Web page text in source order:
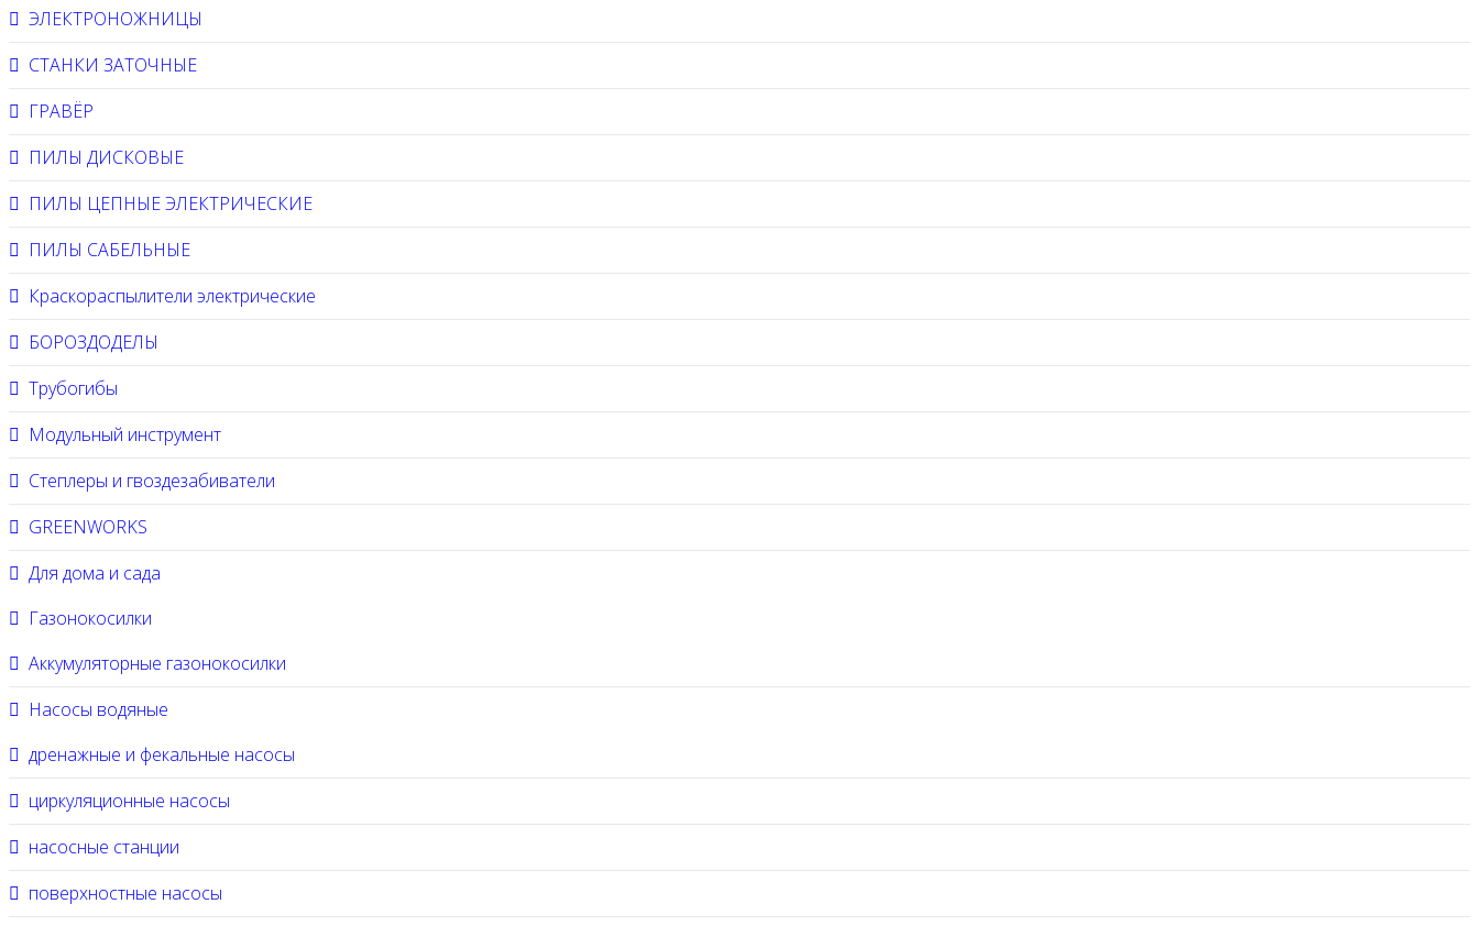
ЭЛЕКТРОНОЖНИЦЫ
СТАНКИ ЗАТОЧНЫЕ
ГРАВЁР
ПИЛЫ ДИСКОВЫЕ
ПИЛЫ ЦЕПНЫЕ ЭЛЕКТРИЧЕСКИЕ
ПИЛЫ САБЕЛЬНЫЕ
Краскораспылители электрические
БОРОЗДОДЕЛЫ
Трубогибы
Модульный инструмент
Степлеры и гвоздезабиватели
GREENWORKS
Для дома и сада
Газонокосилки
Аккумуляторные газонокосилки
Насосы водяные
дренажные и фекальные насосы
циркуляционные насосы
насосные станции
поверхностные насосы